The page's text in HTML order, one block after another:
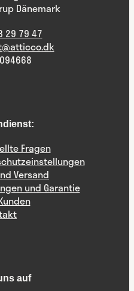
Dänemark
29 79 47
Fragen
Versand
und Garantie
auf